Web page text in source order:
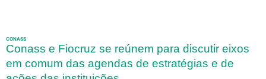
CONASS
Conass e Fiocruz se reúnem para discutir eixos
em comum das agendas de estratégias e de